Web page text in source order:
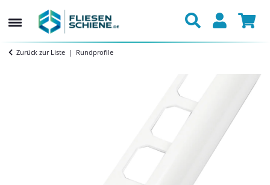
Zurück zur Liste Rundprofile